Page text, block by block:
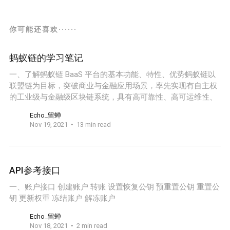
你可能还喜欢······
蚂蚁链的学习笔记
一、了解蚂蚁链 BaaS 平台的基本功能、特性、优势蚂蚁链以
联盟链为目标，突破商业与金融应用场景，率先实现有自主权
的工业级与金融级区块链系统，具有高可靠性、高可运维性、
Echo_留蝉
Nov 19, 2021
13 min read
API参考接口
一、账户接口 创建账户 转账 设置恢复公钥 预重置公钥 重置公
钥 更新权重 冻结账户 解冻账户
Echo_留蝉
Nov 18, 2021
2 min read